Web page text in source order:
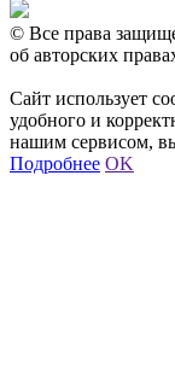
© Все права
об авторских
Сайт использует
удобного и
нашим сервисом,
Подробнее OK